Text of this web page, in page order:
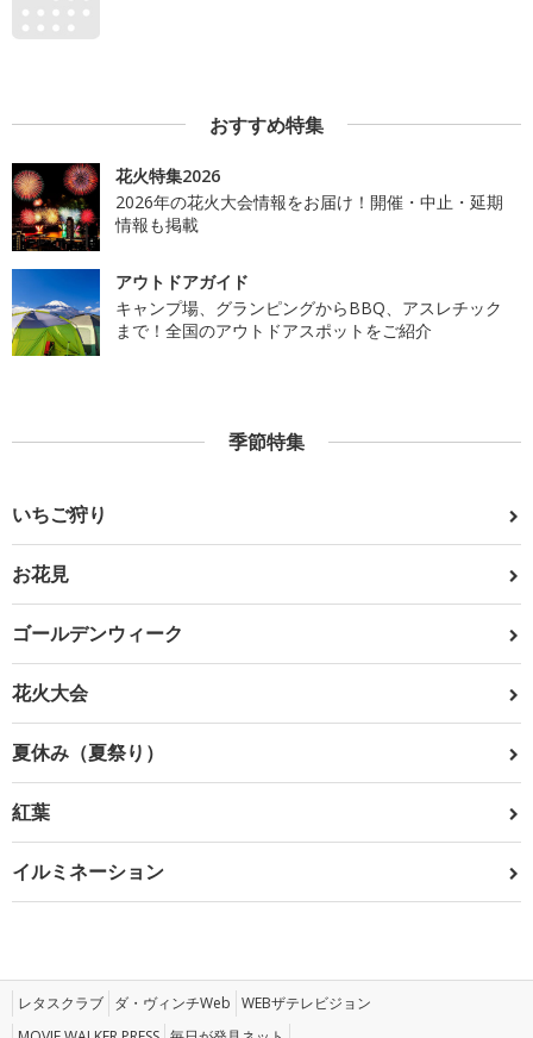
おすすめ特集
花火特集2026
2026年の花火大会情報をお届け！開催・中止・延期
情報も掲載
アウトドアガイド
キャンプ場、グランピングからBBQ、アスレチック
まで！全国のアウトドアスポットをご紹介
季節特集
いちご狩り
お花見
ゴールデンウィーク
花火大会
夏休み（夏祭り）
紅葉
イルミネーション
レタスクラブ ダ・ヴィンチWeb WEBザテレビジョン